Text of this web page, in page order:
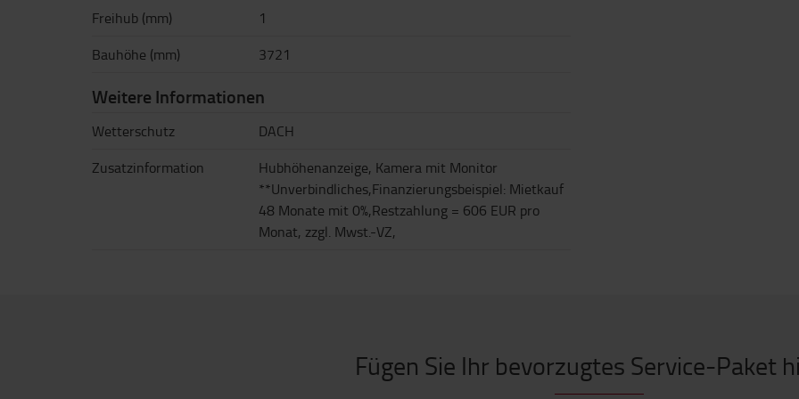
Freihub (mm)
1
Bauhöhe (mm)
3721
Weitere Informationen
Wetterschutz
DACH
Zusatzinformation
Hubhöhenanzeige, Kamera mit Monitor
**Unverbindliches,Finanzierungsbeispiel: Mietkauf
48 Monate mit 0%,Restzahlung = 606 EUR pro
Monat, zzgl. Mwst.-VZ,
Fügen Sie Ihr bevorzugtes Service-Paket